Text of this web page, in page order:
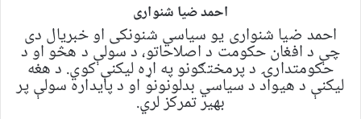
احمد ضیا شنواری
احمد ضیا شنواری یو سياسي شنونکی او خبریال دی
چې د افغان حکومت د اصلاحاتو، د سولې د هڅو او د
حکومتدارۍ د پرمختګونو په اړه لیکنې کوي. د هغه
لیکنې د هیواد د سیاسي بدلونونو او د پایداره سولې پر
بهیر تمرکز لري.